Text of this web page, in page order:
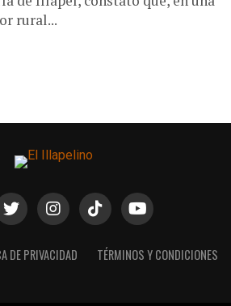
rural...
DE PRIVACIDAD TÉRMINOS Y CONDICIONES